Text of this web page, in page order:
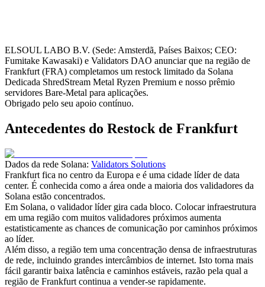
ELSOUL LABO B.V. (Sede: Amsterdã, Países Baixos; CEO:
Fumitake Kawasaki) e Validators DAO anunciar que na região de
Frankfurt (FRA) completamos um restock limitado da Solana
Dedicada ShredStream Metal Ryzen Premium e nosso prêmio
servidores Bare-Metal para aplicações.
Obrigado pelo seu apoio contínuo.
Antecedentes do Restock de Frankfurt
Dados da rede Solana: Validators Solutions
Frankfurt fica no centro da Europa e é uma cidade líder de data
center. É conhecida como a área onde a maioria dos validadores da
Solana estão concentrados.
Em Solana, o validador líder gira cada bloco. Colocar infraestrutura
em uma região com muitos validadores próximos aumenta
estatisticamente as chances de comunicação por caminhos próximos
ao líder.
Além disso, a região tem uma concentração densa de infraestruturas
de rede, incluindo grandes intercâmbios de internet. Isto torna mais
fácil garantir baixa latência e caminhos estáveis, razão pela qual a
região de Frankfurt continua a vender-se rapidamente.